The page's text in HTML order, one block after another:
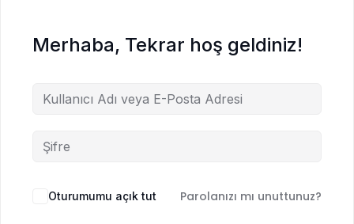
Merhaba, Tekrar hoş geldiniz!
Oturumumu açık tut Parolanızı mı unuttunuz?